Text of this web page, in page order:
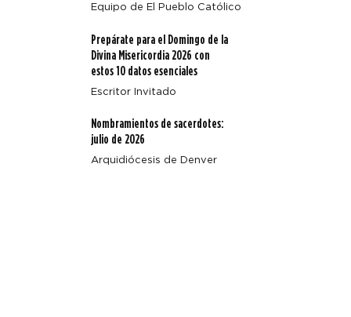
Equipo de El Pueblo Católico
Prepárate para el Domingo de la
Divina Misericordia 2026 con
estos 10 datos esenciales
Escritor Invitado
Nombramientos de sacerdotes:
julio de 2026
Arquidiócesis de Denver